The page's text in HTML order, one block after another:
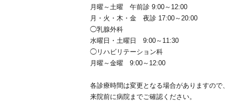
月曜～土曜 午前診 9:00～12:00
月・火・木・金 夜診 17:00～20:00
◯乳腺外科
水曜日・土曜日 9:00～11:30
◯リハビリテーション科
月曜～金曜 9:00～12:00
各診療時間は変更となる場合がありますので、
来院前に病院までご確認ください。